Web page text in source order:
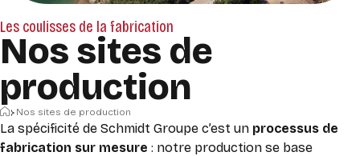
Les coulisses de la fabrication
Nos sites de
production
Accueil
Nos sites de production
La spécificité de Schmidt Groupe c’est un processus de
fabrication sur mesure : notre production se base